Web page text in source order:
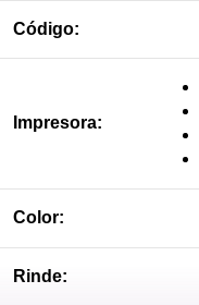
Código:
Impresora:
Color:
Rinde: